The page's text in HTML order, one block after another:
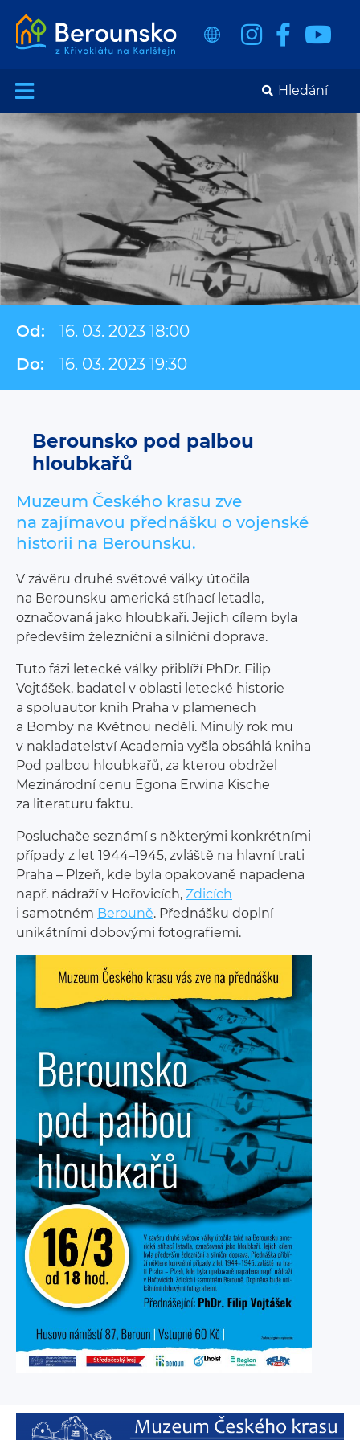
Od:
16. 03. 2023 18:00
Do:
16. 03. 2023 19:30
Berounsko pod palbou
hloubkařů
Muzeum Českého krasu zve
na zajímavou přednášku o vojenské
historii na Berounsku.
V závěru druhé světové války útočila
na Berounsku americká stíhací letadla,
označovaná jako hloubkaři. Jejich cílem byla
především železniční a silniční doprava.
Tuto fázi letecké války přiblíží PhDr. Filip
Vojtášek, badatel v oblasti letecké historie
a spoluautor knih Praha v plamenech
a Bomby na Květnou neděli. Minulý rok mu
v nakladatelství Academia vyšla obsáhlá kniha
Pod palbou hloubkařů, za kterou obdržel
Mezinárodní cenu Egona Erwina Kische
za literaturu faktu.
Posluchače seznámí s některými konkrétními
případy z let 1944–1945, zvláště na hlavní trati
Praha – Plzeň, kde byla opakovaně napadena
např. nádraží v Hořovicích, Zdicích
i samotném Berouně. Přednášku doplní
unikátními dobovými fotografiemi.